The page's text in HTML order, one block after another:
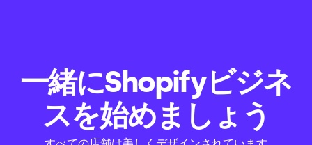
一緒にShopifyビジネ
スを始めましょう